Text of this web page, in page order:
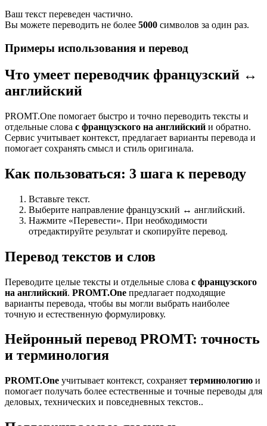
Ваш текст переведен частично.
Вы можете переводить не более 5000 символов за один раз.
Примеры использования и перевод
Что умеет переводчик французский ↔
английский
PROMT.One помогает быстро и точно переводить тексты и
отдельные слова с французского на английский и обратно.
Сервис учитывает контекст, предлагает варианты перевода и
помогает сохранять смысл и стиль оригинала.
Как пользоваться: 3 шага к переводу
Вставьте текст.
Выберите направление французский ↔ английский.
Нажмите «Перевести». При необходимости
отредактируйте результат и скопируйте перевод.
Перевод текстов и слов
Переводите целые тексты и отдельные слова с французского
на английский. PROMT.One предлагает подходящие
варианты перевода, чтобы вы могли выбрать наиболее
точную и естественную формулировку.
Нейронный перевод PROMT: точность
и терминология
PROMT.One учитывает контекст, сохраняет терминологию и
помогает получать более естественные и точные переводы для
деловых, технических и повседневных текстов..